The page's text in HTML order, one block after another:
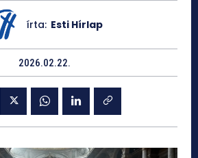
írta: Esti Hírlap
2026.02.22.